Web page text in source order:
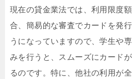
現在の貸金業法では、利用限度
合、簡易的な審査でカードを発
うになっていますので、学生や
みを行うと、スムーズにカード
るのです。特に、他社の利用が